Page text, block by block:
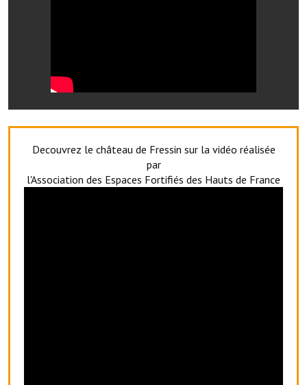
Le conseil départemental
VILLE PRATIQUE
Services publics intercommunaux
Decouvrez le château de Fressin sur la vidéo réalisée
par
l'Association des Espaces Fortifiés des Hauts de France